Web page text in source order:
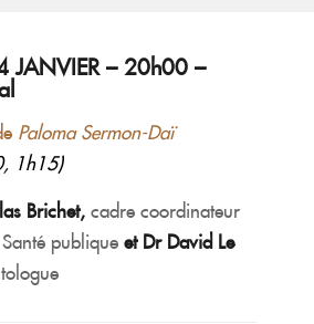
JANVIER – 20h00 –
Paloma Sermon-Daï
1h15)
Brichet,cadre coordinateur
publiqueet Dr David Le